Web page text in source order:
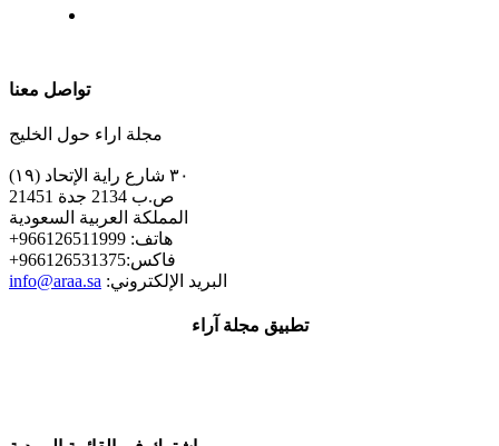
تواصل معنا
مجلة اراء حول الخليج
٣٠ شارع راية الإتحاد (١٩)
ص.ب 2134 جدة 21451
المملكة العربية السعودية
+هاتف: 966126511999
+فاكس:966126531375
info@araa.sa :البريد الإلكتروني
تطبيق مجلة آراء